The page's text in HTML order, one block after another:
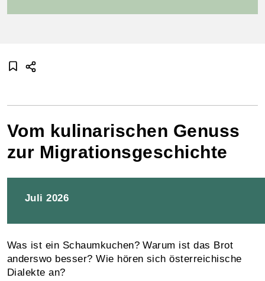
Vom kulinarischen Genuss
zur Migrationsgeschichte
Juli 2026
Was ist ein Schaumkuchen? Warum ist das Brot
anderswo besser? Wie hören sich österreichische
Dialekte an?